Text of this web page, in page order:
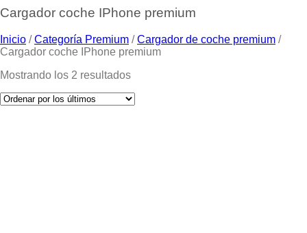
Cargador coche IPhone premium
Inicio / Categoría Premium / Cargador de coche premium /
Cargador coche IPhone premium
Mostrando los 2 resultados